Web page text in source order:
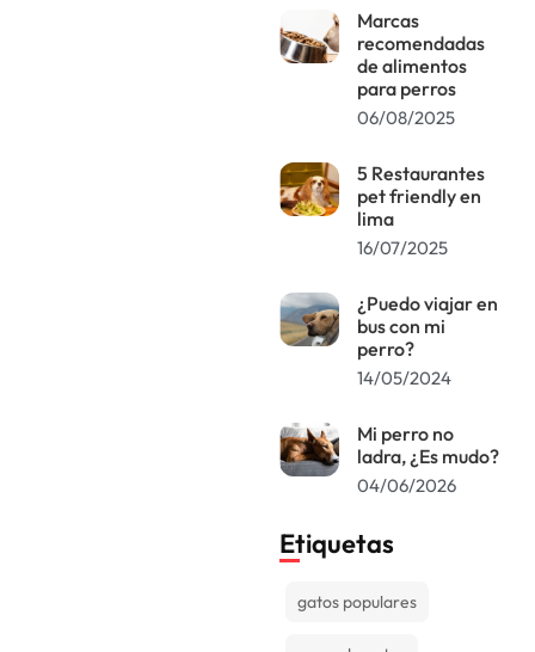
Marcas
recomendadas
de alimentos
para perros
06/08/2025
5 Restaurantes
pet friendly en
lima
16/07/2025
¿Puedo viajar en
bus con mi
perro?
14/05/2024
Mi perro no
ladra, ¿Es mudo?
04/06/2026
Etiquetas
gatos populares